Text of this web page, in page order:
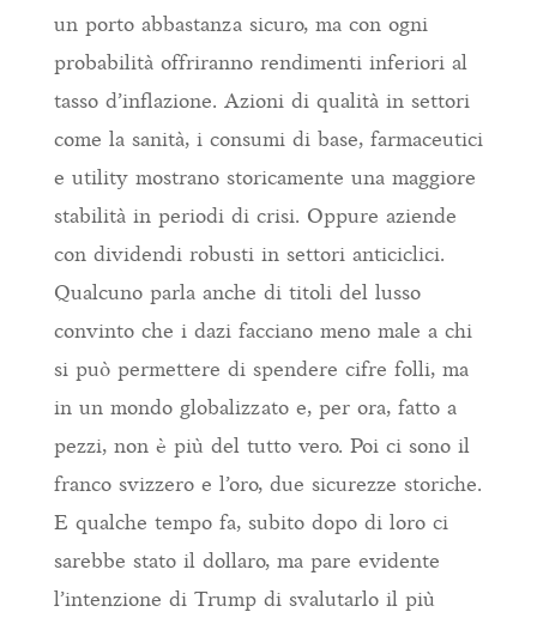
un porto abbastanza sicuro, ma con ogni
probabilità offriranno rendimenti inferiori al
tasso d’inflazione. Azioni di qualità in settori
come la sanità, i consumi di base, farmaceutici
e utility mostrano storicamente una maggiore
stabilità in periodi di crisi. Oppure aziende
con dividendi robusti in settori anticiclici.
Qualcuno parla anche di titoli del lusso
convinto che i dazi facciano meno male a chi
si può permettere di spendere cifre folli, ma
in un mondo globalizzato e, per ora, fatto a
pezzi, non è più del tutto vero. Poi ci sono il
franco svizzero e l’oro, due sicurezze storiche.
E qualche tempo fa, subito dopo di loro ci
sarebbe stato il dollaro, ma pare evidente
l’intenzione di Trump di svalutarlo il più